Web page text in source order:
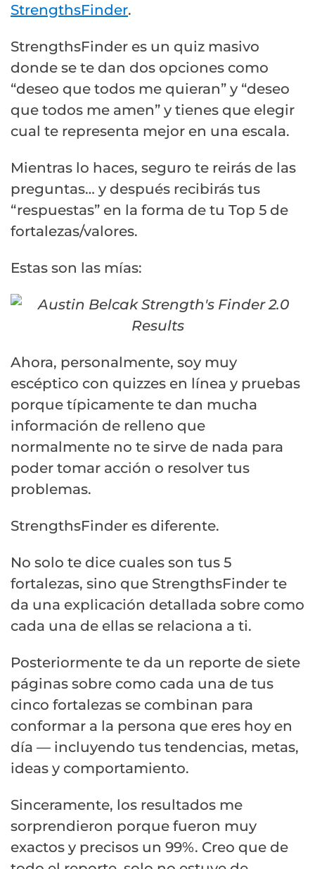
StrengthsFinder.
StrengthsFinder es un quiz masivo
donde se te dan dos opciones como
“deseo que todos me quieran” y “deseo
que todos me amen” y tienes que elegir
cual te representa mejor en una escala.
Mientras lo haces, seguro te reirás de las
preguntas… y después recibirás tus
“respuestas” en la forma de tu Top 5 de
fortalezas/valores.
Estas son las mías:
Ahora, personalmente, soy muy
escéptico con quizzes en línea y pruebas
porque típicamente te dan mucha
información de relleno que
normalmente no te sirve de nada para
poder tomar acción o resolver tus
problemas.
StrengthsFinder es diferente.
No solo te dice cuales son tus 5
fortalezas, sino que StrengthsFinder te
da una explicación detallada sobre como
cada una de ellas se relaciona a ti.
Posteriormente te da un reporte de siete
páginas sobre como cada una de tus
cinco fortalezas se combinan para
conformar a la persona que eres hoy en
día — incluyendo tus tendencias, metas,
ideas y comportamiento.
Sinceramente, los resultados me
sorprendieron porque fueron muy
exactos y precisos un 99%. Creo que de